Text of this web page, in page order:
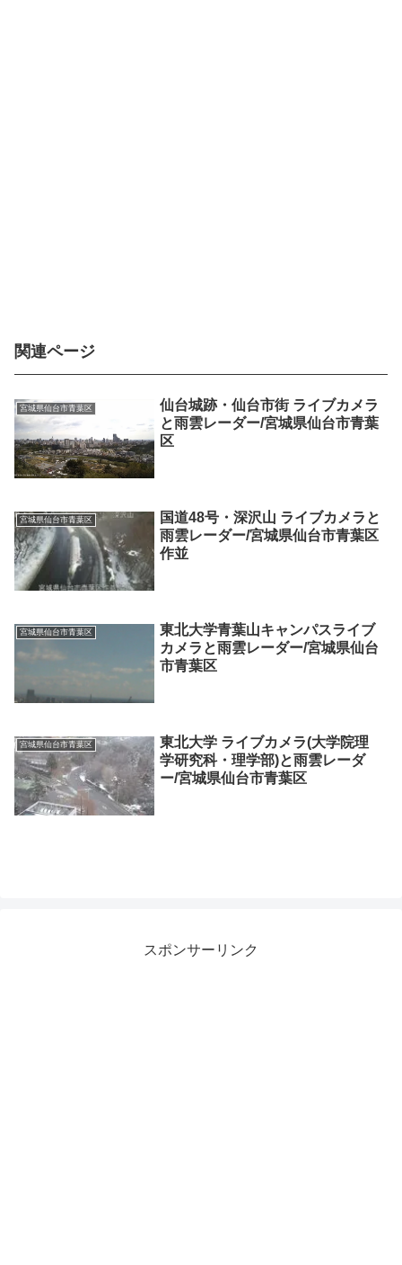
関連ページ
宮城県仙台市青葉区
仙台城跡・仙台市街 ライブカメラ
と雨雲レーダー/宮城県仙台市青葉
区
宮城県仙台市青葉区
国道48号・深沢山 ライブカメラと
雨雲レーダー/宮城県仙台市青葉区
作並
宮城県仙台市青葉区
東北大学青葉山キャンパスライブ
カメラと雨雲レーダー/宮城県仙台
市青葉区
宮城県仙台市青葉区
東北大学 ライブカメラ(大学院理
学研究科・理学部)と雨雲レーダ
ー/宮城県仙台市青葉区
スポンサーリンク